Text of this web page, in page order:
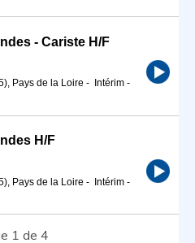
- Cariste H/F
Pays de la Loire - Intérim -
H/F
Pays de la Loire - Intérim -
1 de 4